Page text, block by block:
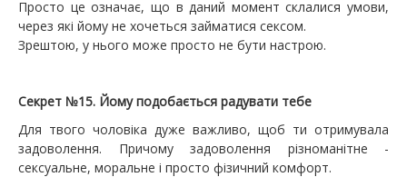
Просто це означає, що в даний момент склалися умови,
через які йому не хочеться займатися сексом.
Зрештою, у нього може просто не бути настрою.
Секрет №15. Йому подобається радувати тебе
Для твого чоловіка дуже важливо, щоб ти отримувала
задоволення. Причому задоволення різноманітне -
сексуальне, моральне і просто фізичний комфорт.